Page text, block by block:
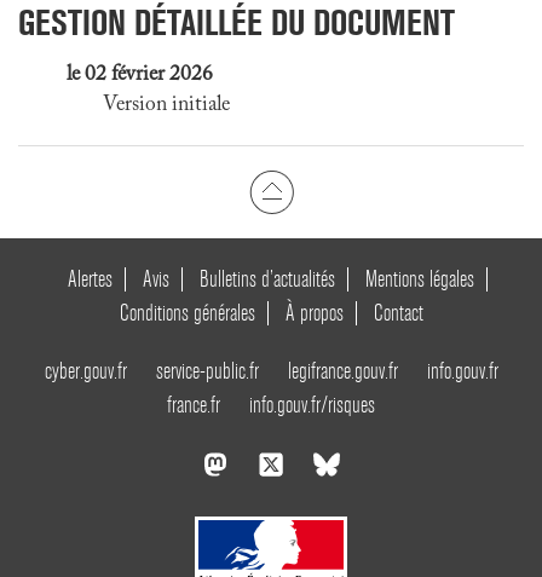
GESTION DÉTAILLÉE DU DOCUMENT
le 02 février 2026
Version initiale
Alertes Avis Bulletins d’actualités
Mentions légales
Conditions générales
À propos Contact
cyber.gouv.fr service-public.fr legifrance.gouv.fr
info.gouv.fr
france.fr
info.gouv.fr/risques